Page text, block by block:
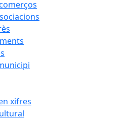
xifres